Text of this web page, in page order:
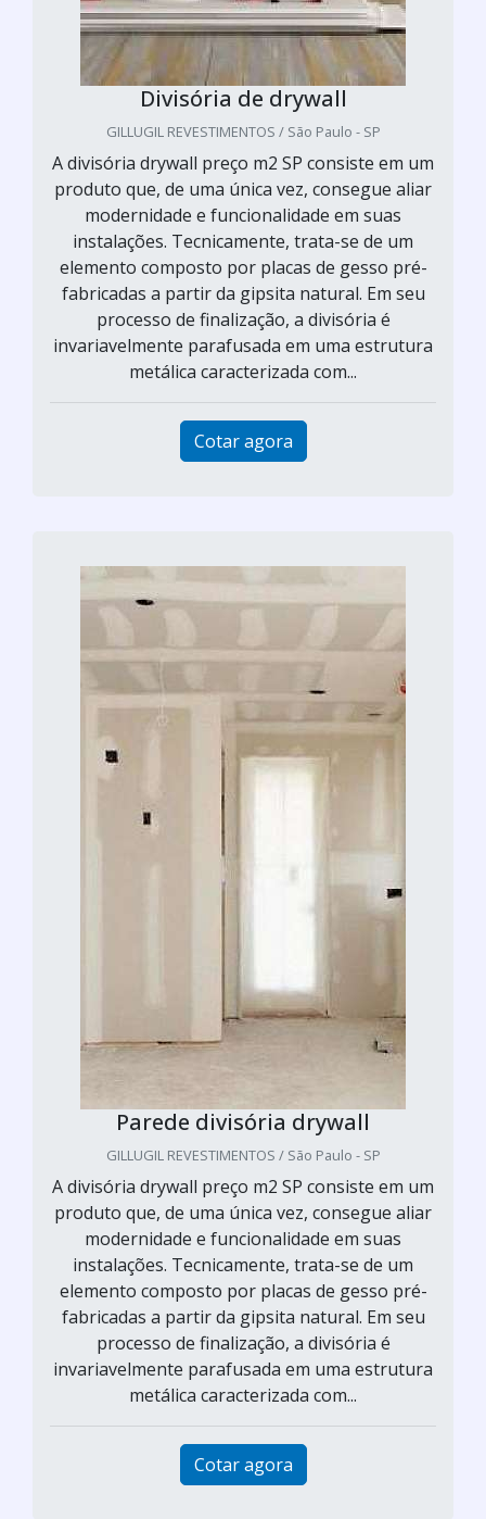
Divisória de drywall
GILLUGIL REVESTIMENTOS / São Paulo - SP
A divisória drywall preço m2 SP consiste em um
produto que, de uma única vez, consegue aliar
modernidade e funcionalidade em suas
instalações. Tecnicamente, trata-se de um
elemento composto por placas de gesso pré-
fabricadas a partir da gipsita natural. Em seu
processo de finalização, a divisória é
invariavelmente parafusada em uma estrutura
metálica caracterizada com...
Cotar agora
Parede divisória drywall
GILLUGIL REVESTIMENTOS / São Paulo - SP
A divisória drywall preço m2 SP consiste em um
produto que, de uma única vez, consegue aliar
modernidade e funcionalidade em suas
instalações. Tecnicamente, trata-se de um
elemento composto por placas de gesso pré-
fabricadas a partir da gipsita natural. Em seu
processo de finalização, a divisória é
invariavelmente parafusada em uma estrutura
metálica caracterizada com...
Cotar agora